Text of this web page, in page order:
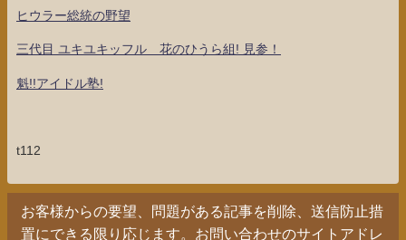
ヒウラー総統の野望
三代目 ユキユキッフル 花のひうら組! 見参！
魁!!アイドル塾!
t112
お客様からの要望、問題がある記事を削除、送信防止措
置にできる限り応じます。お問い合わせのサイトアドレ